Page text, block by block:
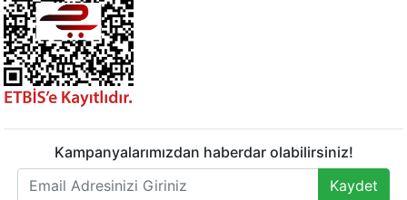
Kampanyalarımızdan haberdar olabilirsiniz!
Kaydet